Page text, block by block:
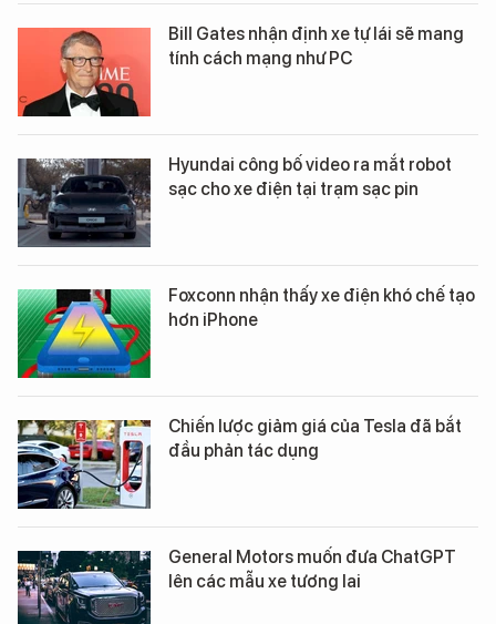
Bill Gates nhận định xe tự lái sẽ mang
tính cách mạng như PC
Hyundai công bố video ra mắt robot
sạc cho xe điện tại trạm sạc pin
Foxconn nhận thấy xe điện khó chế tạo
hơn iPhone
Chiến lược giảm giá của Tesla đã bắt
đầu phản tác dụng
General Motors muốn đưa ChatGPT
lên các mẫu xe tương lai